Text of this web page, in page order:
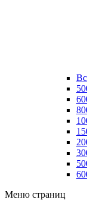
Меню страниц